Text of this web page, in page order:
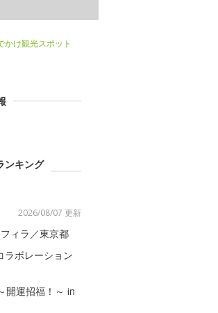
かけ観光スポット
ンキング
2026/08/07 更新
ィラ／東京都
ラボレーション
開運招福！～ in